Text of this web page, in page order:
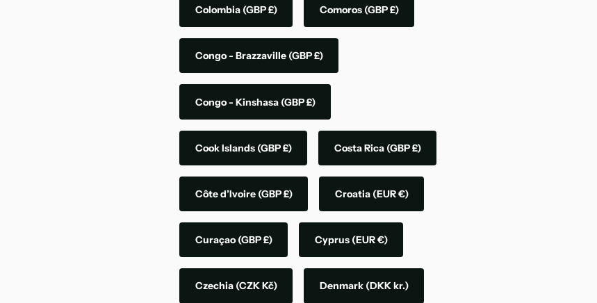
Colombia (GBP £) Comoros (GBP £)
Congo - Brazzaville (GBP £)
Congo - Kinshasa (GBP £)
Cook Islands (GBP £) Costa Rica (GBP £)
Côte d’Ivoire (GBP £) Croatia (EUR €)
Curaçao(GBP £) Cyprus (EUR €)
Czechia (CZK Kč) Denmark (DKK kr.)